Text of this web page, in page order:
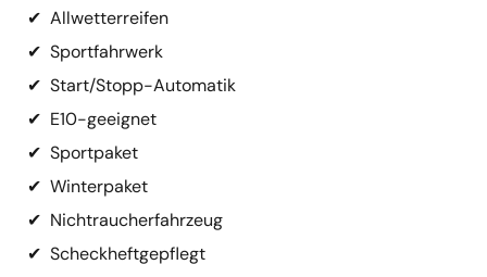
✔ Allwetterreifen
✔ Sportfahrwerk
✔ Start/Stopp-Automatik
✔ E10-geeignet
✔ Sportpaket
✔ Winterpaket
✔ Nichtraucherfahrzeug
✔ Scheckheftgepflegt